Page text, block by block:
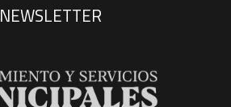
NEWSLETTER